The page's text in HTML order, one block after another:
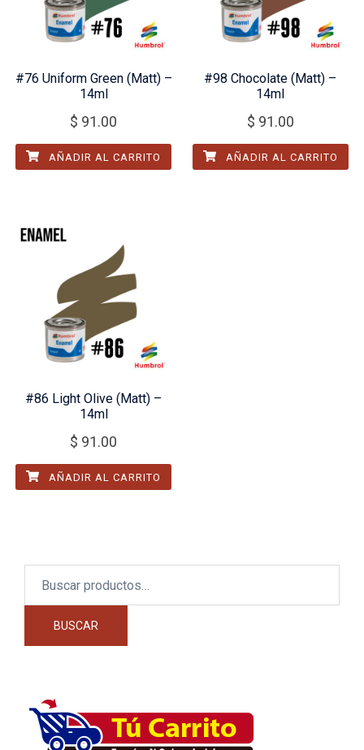
#76 Uniform Green (Matt) –
14ml
$ 91.00
AÑADIR AL CARRITO
#98 Chocolate (Matt) –
14ml
$ 91.00
AÑADIR AL CARRITO
#86 Light Olive (Matt) –
14ml
$ 91.00
AÑADIR AL CARRITO
BUSCAR